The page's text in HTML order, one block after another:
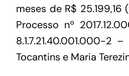
meses de R$
Processo nº
8.1.7.21.40.001.000-2
Tocantins e Maria